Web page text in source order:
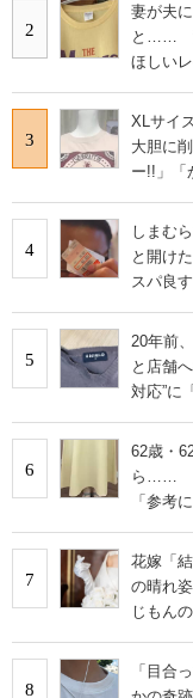
2
妻が夫
と……
ほしいレ
3
XLサイ
大胆に
ー!!」「
4
しまむ
と開け
スパ良す
5
20年前
と店舗
対応”に
6
62歳・
ら…… 目
「参考
7
花嫁「
の晴れ
じもん
8
「目合